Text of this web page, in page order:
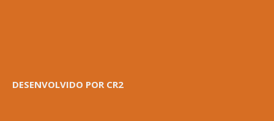
DESENVOLVIDO POR CR2